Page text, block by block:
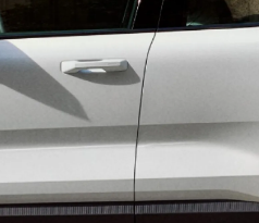
und Sommer Kompletträder.